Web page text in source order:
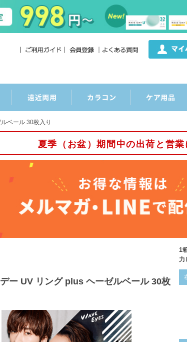
ベール 30枚入り
夏季（お盆）期間中の出荷と営業
ー UV リング plus ヘーゼルベール 30枚
1
力